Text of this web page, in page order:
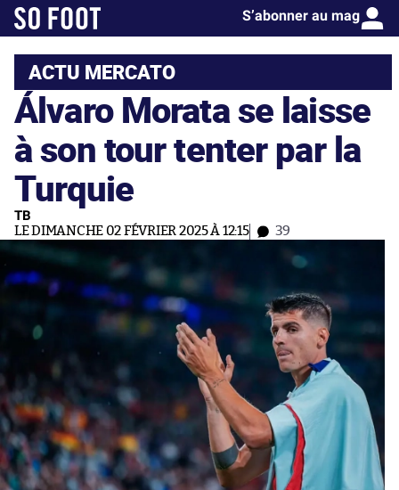
S’abonner au mag
ACTU MERCATO
Álvaro Morata se laisse
à son tour tenter par la
Turquie
TB
LE DIMANCHE 02 FÉVRIER 2025 À 12:15 39